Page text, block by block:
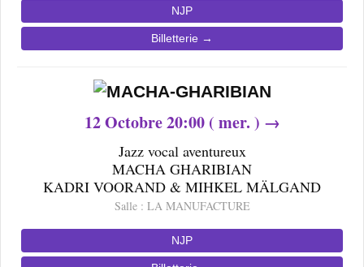
NJP
Billetterie →
12Octobre 20:00 ( mer. ) →
Jazz vocal aventureux
MACHA GHARIBIAN
KADRI VOORAND & MIHKEL MÄLGAND
Salle : LA MANUFACTURE
NJP